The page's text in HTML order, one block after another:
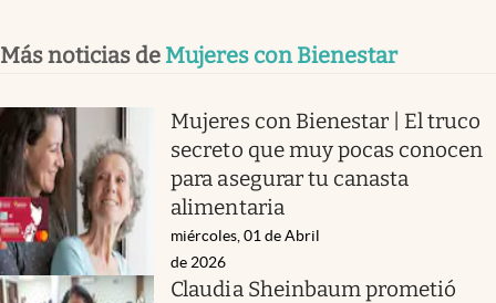
Más noticias de Mujeres con Bienestar
Mujeres con Bienestar | El truco
secreto que muy pocas conocen
para asegurar tu canasta
alimentaria
miércoles, 01 de Abril
de 2026
Claudia Sheinbaum prometió